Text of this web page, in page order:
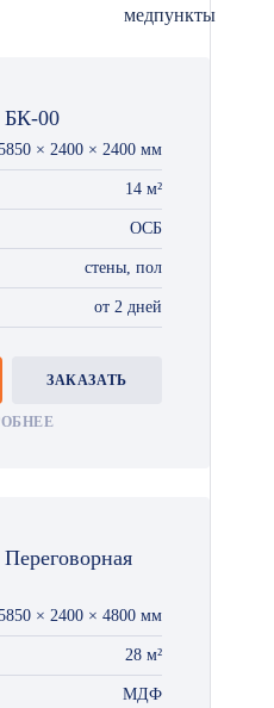
медпункты
БК-00
× 2400 × 2400 мм
14 м²
ОСБ
стены, пол
от 2 дней
ЗАКАЗАТЬ
× 2400 × 4800 мм
28 м²
МДФ